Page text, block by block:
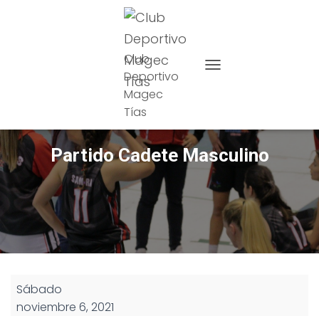
Club
Deportivo
Magec
Tías
Partido Cadete Masculino
Partido
Cadete
Sábado
noviembre 6, 2021